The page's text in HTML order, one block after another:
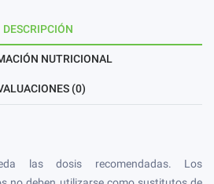
DESCRIPCIÓN
NUTRICIONAL
(0)
las dosis recomendadas. Los